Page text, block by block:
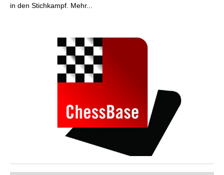
in den Stichkampf. Mehr...